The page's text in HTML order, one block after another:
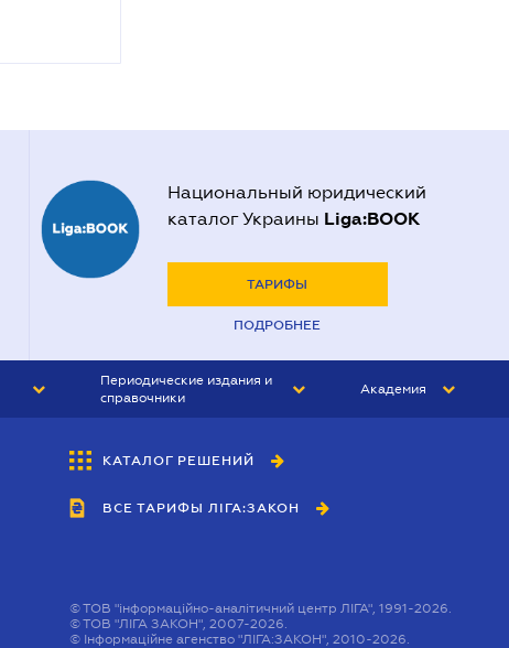
Национальный юридический
каталог Украины Liga:BOOK
ТАРИФЫ
ПОДРОБНЕЕ
Периодические издания и
справочники
БУХГАЛТЕР&ЗАКОН
ВЕСТНИК МСФО
Академия
КАТАЛОГ РЕШЕНИЙ
ВСЕ ТАРИФЫ ЛІГА:ЗАКОН
©ТОВ "інформаційно-аналітичний центр ЛІГА", 1991-2026.
©ТОВ "ЛІГА ЗАКОН", 2007-2026.
© Інформаційне агенство "ЛІГА:ЗАКОН", 2010-2026.